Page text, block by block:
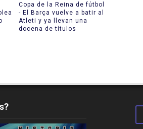
Copa de la Reina de fútbol
- El Barça vuelve a batir al
Atleti y ya llevan una
docena de títulos